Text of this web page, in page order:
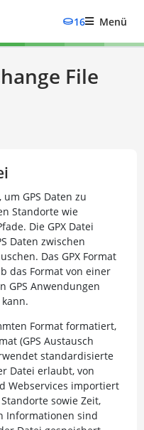
16 Menü
File
GPS Daten zu
Standorte wie
Die GPX Datei
Daten zwischen
Das GPX Format
das Format von einer
GPS Anwendungen
Format formatiert,
(GPS Austausch
standardisierte
Datei erlaubt, von
Webservices importiert
sowie Zeit,
Informationen sind